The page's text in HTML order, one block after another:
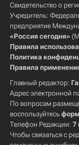
Свидетельство о
Учредитель:
предприятие
«Россия сегодня»
Правила
Политика
Правила
Главный редактор:
Адрес электронной
По вопросам
воспользуйтесь
Телефон Редакции: 7
Чтобы связаться с